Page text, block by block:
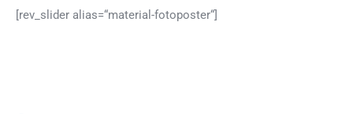
[rev_slider alias=“material-fotoposter“]